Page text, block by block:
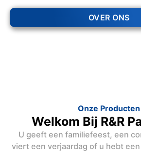
OVER ONS
Onze Producten
Welkom Bij R&R
U geeft een familiefeest, een
viert een verjaardag of u hebt